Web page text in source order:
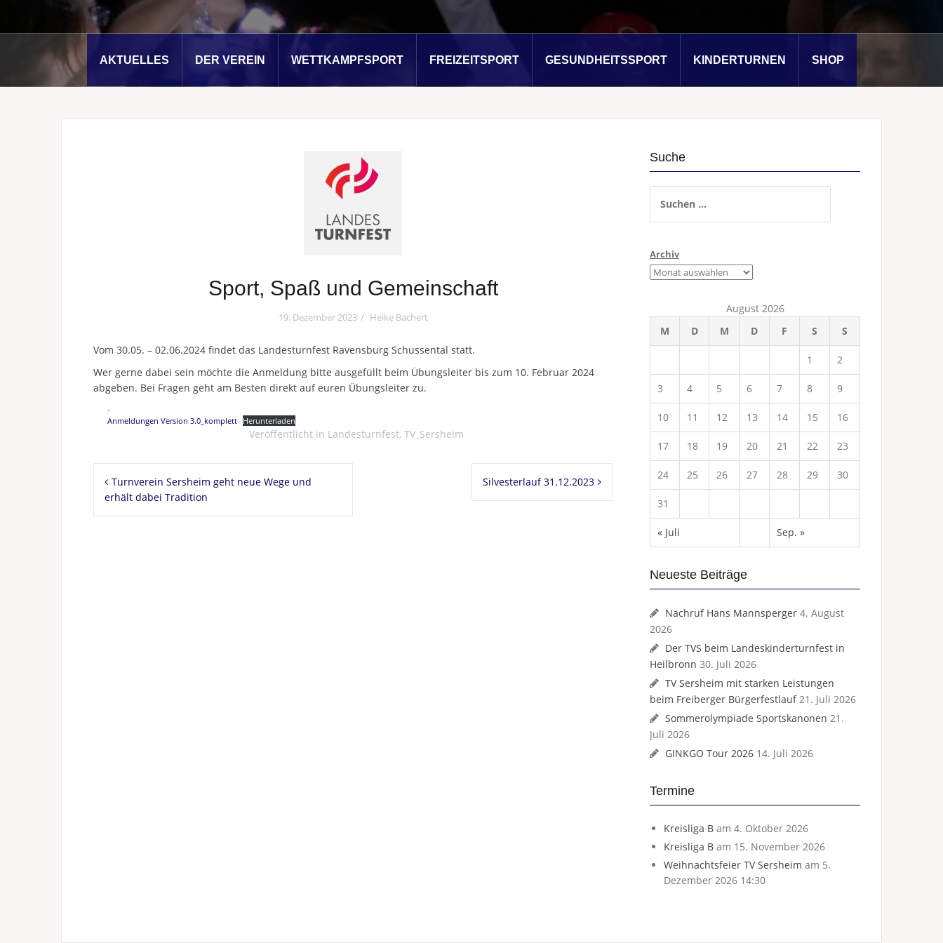
AKTUELLES DER VEREIN WETTKAMPFSPORT FREIZEITSPORT GESUNDHEITSSPORT KINDERTURNEN SHOP
Sport, Spaß und Gemeinschaft
19. Dezember 2023 Heike Bachert
Vom 30.05. – 02.06.2024 findet das Landesturnfest Ravensburg Schussental statt.
Wer gerne dabei sein möchte die Anmeldung bitte ausgefüllt beim Übungsleiter bis zum 10. Februar 2024
abgeben. Bei Fragen geht am Besten direkt auf euren Übungsleiter zu.
Anmeldungen Version 3.0_komplett Herunterladen
Veröffentlicht in Landesturnfest, TV_Sersheim
Beitragsnavigation
Turnverein Sersheim geht neue Wege und
erhält dabei Tradition
Silvesterlauf 31.12.2023
Suche
nach:
Archiv
August 2026
M
D M D F S S
1 2
3 4 5 6 7 8 9
10 11 12 13 14 15 16
17 18 19 20 21 22 23
24 25 26 27 28 29 30
31
« Juli Sep. »
Neueste Beiträge
Nachruf Hans Mannsperger 4. August
2026
Der TVS beim Landeskinderturnfest in
Heilbronn 30. Juli 2026
TV Sersheim mit starken Leistungen
beim Freiberger Bürgerfestlauf 21. Juli 2026
Sommerolympiade Sportskanonen 21.
Juli 2026
GINKGO Tour 2026 14. Juli 2026
Termine
Kreisliga B am 4. Oktober 2026
Kreisliga B am 15. November 2026
Weihnachtsfeier TV Sersheim am 5.
Dezember 2026 14:30